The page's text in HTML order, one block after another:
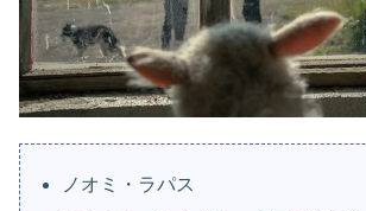
ノオミ・ラパス